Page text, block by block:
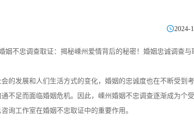
2024-
姻不忠调查取证：揭秘嵊州爱情背后的秘密！婚姻忠诚调查与
会的发展和人们生活方式的变化，婚姻的忠诚度也在不断受
不足而面临婚姻危机。因此，嵊州婚姻不忠调查逐渐成为个
询工作室在婚姻不忠取证中的重要作用。